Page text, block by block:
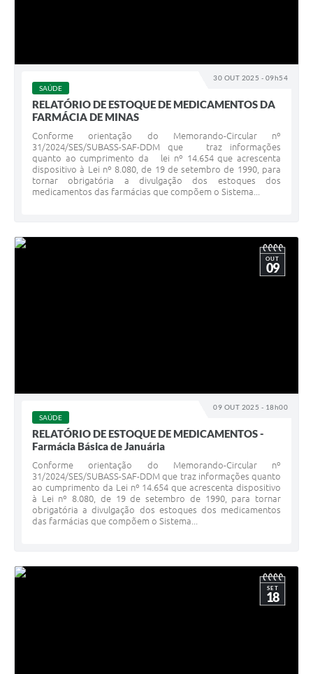
30 OUT 2025 - 09h54
SAÚDE
RELATÓRIO DE ESTOQUE DE MEDICAMENTOS DA
FARMÁCIA DE MINAS
Conforme orientação do Memorando-Circular nº
31/2024/SES/SUBASS-SAF-DDM que traz informações
quanto ao cumprimento da lei nº 14.654 que acrescenta
dispositivo à Lei nº 8.080, de 19 de setembro de 1990, para
tornar obrigatória a divulgação dos estoques dos
medicamentos das farmácias que compõem o Sistema...
09 OUT 2025 - 18h00
OUT
09
SAÚDE
RELATÓRIO DE ESTOQUE DE MEDICAMENTOS -
Farmácia Básica de Januária
Conforme orientação do Memorando-Circular nº
31/2024/SES/SUBASS-SAF-DDM que traz informações quanto
ao cumprimento da Lei nº 14.654 que acrescenta dispositivo
à Lei nº 8.080, de 19 de setembro de 1990, para tornar
obrigatória a divulgação dos estoques dos medicamentos
das farmácias que compõem o Sistema...
SET
18